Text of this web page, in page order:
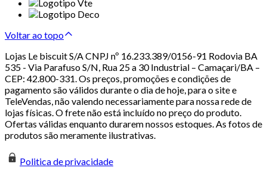
Voltar ao topo
Lojas Le biscuit S/A CNPJ nº 16.233.389/0156-91 Rodovia BA
535 - Via Parafuso S/N, Rua 25 a 30 Industrial – Camaçari/BA –
CEP: 42.800-331. Os preços, promoções e condições de
pagamento são válidos durante o dia de hoje, para o site e
TeleVendas, não valendo necessariamente para nossa rede de
lojas físicas. O frete não está incluído no preço do produto.
Ofertas válidas enquanto durarem nossos estoques. As fotos de
produtos são meramente ilustrativas.
Politica de privacidade